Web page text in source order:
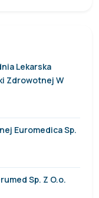
Lekarska
Zdrowotnej W
Euromedica Sp.
Sp. Z O.o.